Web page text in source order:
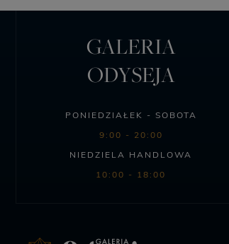
GALERIA
ODYSEJA
PONIEDZIAŁEK - SOBOTA
9:00 - 20:00
NIEDZIELA HANDLOWA
10:00 - 18:00